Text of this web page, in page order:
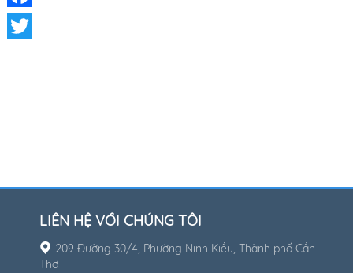
LIÊN HỆ VỚI CHÚNG TÔI
209 Đường 30/4, Phường Ninh Kiều, Thành phố Cần
Thơ
Facebook